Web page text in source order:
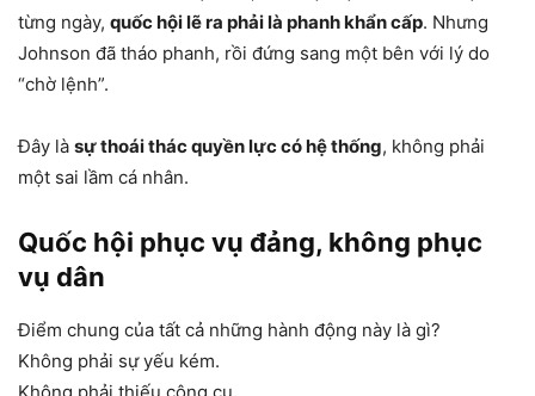
từng ngày, quốc hội lẽ ra phải là phanh khẩn cấp. Nhưng
Johnson đã tháo phanh, rồi đứng sang một bên với lý do
“chờ lệnh”.
Đây là sự thoái thác quyền lực có hệ thống, không phải
một sai lầm cá nhân.
Quốc hội phục vụ đảng, không phục
vụ dân
Điểm chung của tất cả những hành động này là gì?
Không phải sự yếu kém.